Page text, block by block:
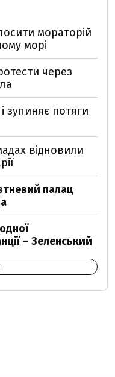
мораторій
морі
через
зупиняє потяги
відновили
палац
– Зеленський